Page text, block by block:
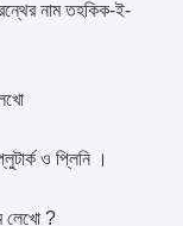
নাম তহকিক-ই-
ও প্লিনি ।
লেখো ?